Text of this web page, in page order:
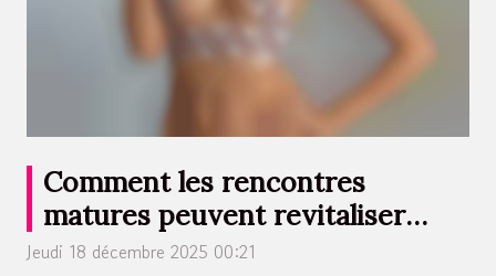
Comment les rencontres
matures peuvent revitaliser
votre vie sociale ?
Jeudi 18 décembre 2025 00:21